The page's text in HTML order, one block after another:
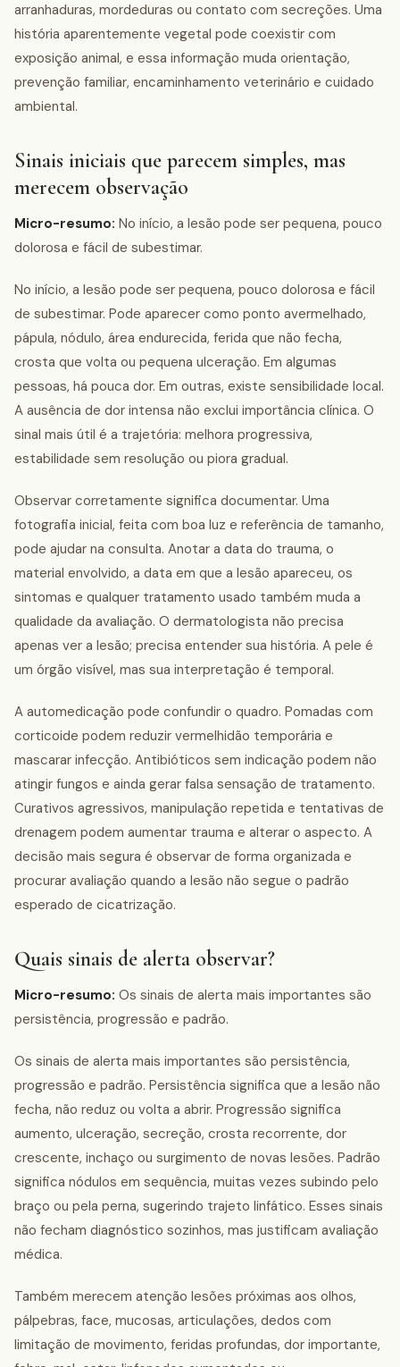
arranhaduras, mordeduras ou contato com secreções. Uma
história aparentemente vegetal pode coexistir com
exposição animal, e essa informação muda orientação,
prevenção familiar, encaminhamento veterinário e cuidado
ambiental.
Sinais iniciais que parecem simples, mas
merecem observação
Micro-resumo: No início, a lesão pode ser pequena, pouco
dolorosa e fácil de subestimar.
No início, a lesão pode ser pequena, pouco dolorosa e fácil
de subestimar. Pode aparecer como ponto avermelhado,
pápula, nódulo, área endurecida, ferida que não fecha,
crosta que volta ou pequena ulceração. Em algumas
pessoas, há pouca dor. Em outras, existe sensibilidade local.
A ausência de dor intensa não exclui importância clínica. O
sinal mais útil é a trajetória: melhora progressiva,
estabilidade sem resolução ou piora gradual.
Observar corretamente significa documentar. Uma
fotografia inicial, feita com boa luz e referência de tamanho,
pode ajudar na consulta. Anotar a data do trauma, o
material envolvido, a data em que a lesão apareceu, os
sintomas e qualquer tratamento usado também muda a
qualidade da avaliação. O dermatologista não precisa
apenas ver a lesão; precisa entender sua história. A pele é
um órgão visível, mas sua interpretação é temporal.
A automedicação pode confundir o quadro. Pomadas com
corticoide podem reduzir vermelhidão temporária e
mascarar infecção. Antibióticos sem indicação podem não
atingir fungos e ainda gerar falsa sensação de tratamento.
Curativos agressivos, manipulação repetida e tentativas de
drenagem podem aumentar trauma e alterar o aspecto. A
decisão mais segura é observar de forma organizada e
procurar avaliação quando a lesão não segue o padrão
esperado de cicatrização.
Quais sinais de alerta observar?
Micro-resumo: Os sinais de alerta mais importantes são
persistência, progressão e padrão.
Os sinais de alerta mais importantes são persistência,
progressão e padrão. Persistência significa que a lesão não
fecha, não reduz ou volta a abrir. Progressão significa
aumento, ulceração, secreção, crosta recorrente, dor
crescente, inchaço ou surgimento de novas lesões. Padrão
significa nódulos em sequência, muitas vezes subindo pelo
braço ou pela perna, sugerindo trajeto linfático. Esses sinais
não fecham diagnóstico sozinhos, mas justificam avaliação
médica.
Também merecem atenção lesões próximas aos olhos,
pálpebras, face, mucosas, articulações, dedos com
limitação de movimento, feridas profundas, dor importante,